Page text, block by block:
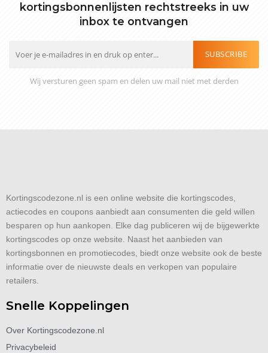
kortingsbonnenlijsten rechtstreeks in uw
inbox te ontvangen
SUBSCRIBE
Wij versturen geen spam en delen uw mail niet met derden
Kortingscodezone.nl is een online website die kortingscodes,
actiecodes en coupons aanbiedt aan consumenten die geld willen
besparen op hun aankopen. Elke dag publiceren wij de bijgewerkte
kortingscodes op onze website. Naast het aanbieden van
kortingsbonnen en promotiecodes, biedt onze website ook de beste
informatie over de nieuwste deals en verkopen van populaire
retailers.
Snelle Koppelingen
Over Kortingscodezone.nl
Privacybeleid